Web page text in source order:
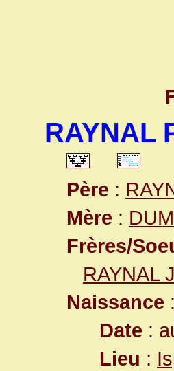
RAYNAL
Père :
Mère :
Frères/
RAYNAL
Naissance :
Date :
Lieu :